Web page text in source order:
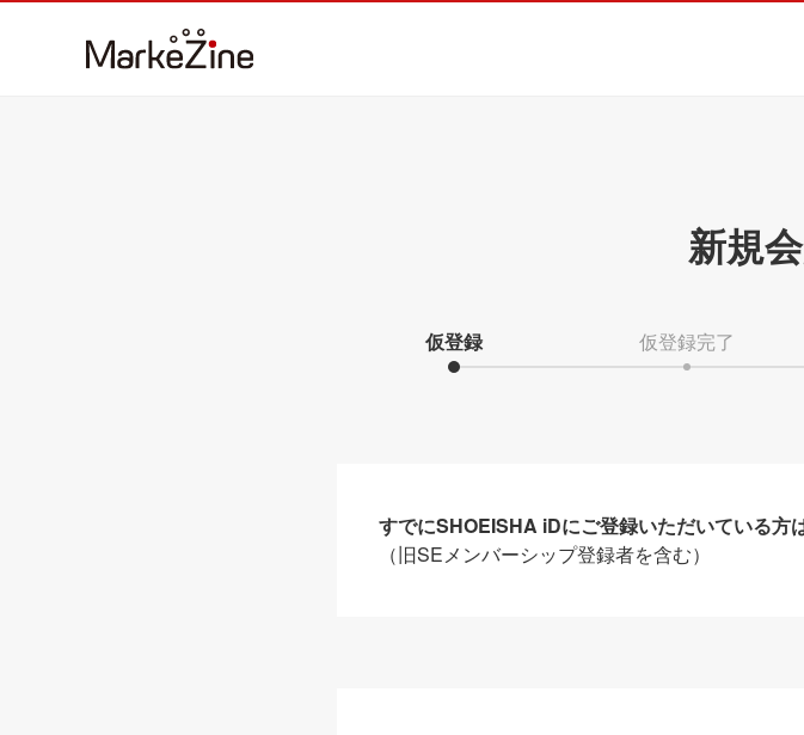
新規
仮登録 仮登録完了
すでにSHOEISHA iDにご登録いただいている方
（旧SEメンバーシップ登録者を含む）